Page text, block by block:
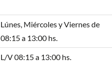
Lúnes, Miércoles y Viernes de
08:15 a 13:00 hs.
L/V 08:15 a 13:00 hs.